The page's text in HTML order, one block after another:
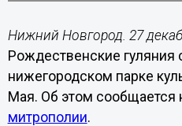
Нижний Новгород. 27
Рождественские гуляния
нижегородском парке
Мая. Об этом сообщается
митрополии.